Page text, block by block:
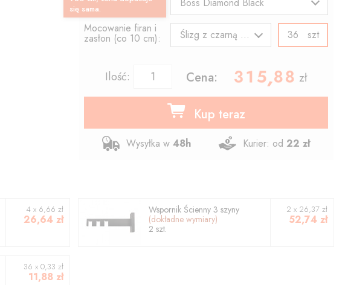
Mocowanie firan i
zasłon (co 10 cm): Ślizg z czarną agrafką szt
Ilość: Cena: , zł
Kup teraz
Wysyłka w 48h Kurier: od 22 zł
się sama.
4 x 6,66 zł
26,64zł
Wspornik Ścienny 3 szyny
(dokładne wymiary)
2 szt.
2 x 26,37zł
52,74zł
36 x 0,33 zł
11,88zł